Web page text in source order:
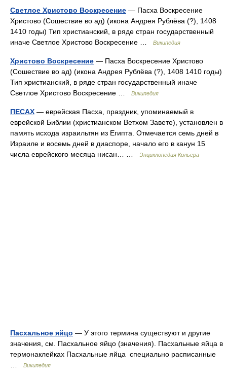
Светлое Христово Воскресение — Пасха Воскресение
Христово (Сошествие во ад) (икона Андрея Рублёва (?), 1408
1410 годы) Тип христианский, в ряде стран государственный
иначе Светлое Христово Воскресение …
Википедия
Христово Воскресение — Пасха Воскресение Христово
(Сошествие во ад) (икона Андрея Рублёва (?), 1408 1410 годы)
Тип христианский, в ряде стран государственный иначе
Светлое Христово Воскресение …
Википедия
ПЕСАХ — еврейская Пасха, праздник, упоминаемый в
еврейской Библии (христианском Ветхом Завете), установлен в
память исхода израильтян из Египта. Отмечается семь дней в
Израиле и восемь дней в диаспоре, начало его в канун 15
числа еврейского месяца нисан… …
Энциклопедия Кольера
Пасхальное яйцо — У этого термина существуют и другие
значения, см. Пасхальное яйцо (значения). Пасхальные яйца в
термонаклейках Пасхальные яйца специально расписанные
Википедия